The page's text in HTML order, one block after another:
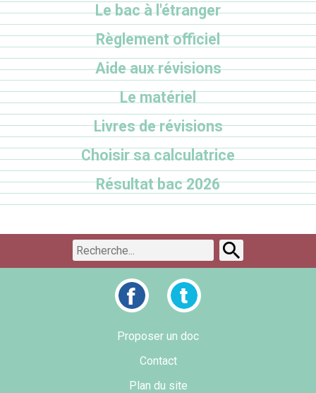
Le bac à l'étranger
Règlement officiel
Aide aux révisions
Le matériel
Livres de révisions
Choisir sa calculatrice
Résultat bac 2026
Proposer un doc
Contact
Plan du site